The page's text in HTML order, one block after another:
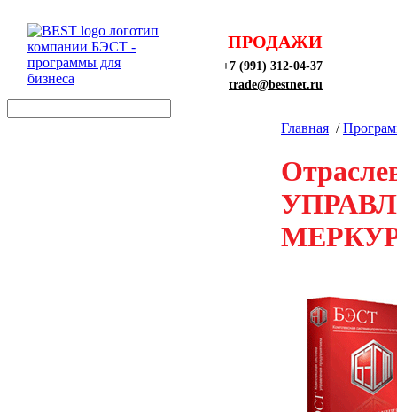
ПРОДАЖИ
+7 (991) 312-04-37
trade@bestnet.ru
Главная /